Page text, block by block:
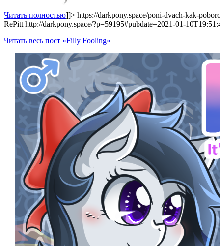
Читать полностью]]> https://darkpony.space/poni-dvach-kak-
RePitt http://darkpony.space/?p=59195#pubdate=2021-01-
Читать весь пост «Filly Fooling»